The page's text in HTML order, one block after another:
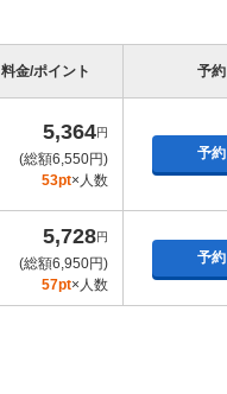
料金/ポイント 予約
5,364円
(総額6,550円)
53pt×人数
予約
5,728円
(総額6,950円)
57pt×人数
予約